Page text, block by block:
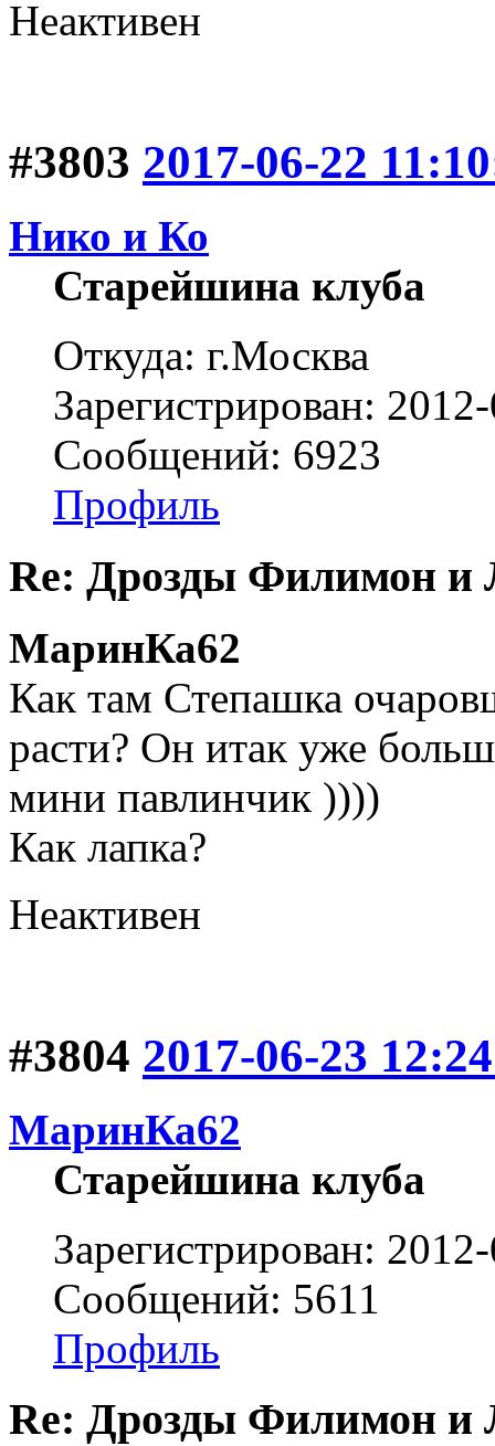
Неактивен
#3803 2017-06-22
Нико и Ко
Старейшина клуба
Откуда: г.Москва
Зарегистрирован:
Сообщений: 6923
Профиль
Re: Дрозды Филимон и
МаринКа62
Как там Степашка
расти? Он итак уже
мини павлинчик ))))
Как лапка?
Неактивен
#3804 2017-06-23
МаринКа62
Старейшина клуба
Зарегистрирован:
Сообщений: 5611
Профиль
Re: Дрозды Филимон и